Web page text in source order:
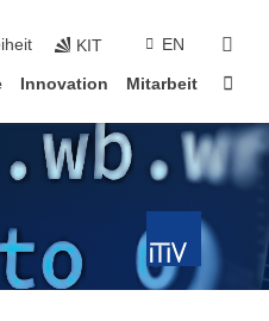
KIT EN
Innovation Mitarbeit